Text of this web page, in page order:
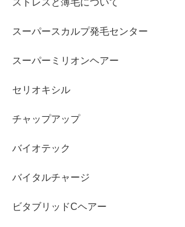
ストレスと薄毛について
スーパースカルプ発毛センター
スーパーミリオンヘアー
セリオキシル
チャップアップ
バイオテック
バイタルチャージ
ビタブリッドCヘアー